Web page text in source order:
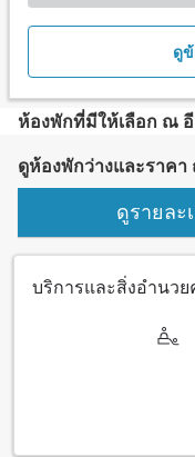
ดู
ห้องพักที่มีให้เลือก ณ
ดูห้องพักว่างและราคา
ดูรายละ
บริการและสิ่งอำนว